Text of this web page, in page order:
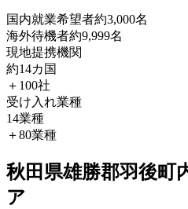
国内就業希望者約3,000名
海外待機者約9,999名
現地提携機関
約14カ国
＋100社
受け入れ業種
14業種
＋80業種
秋田県雄勝郡羽後町
ア